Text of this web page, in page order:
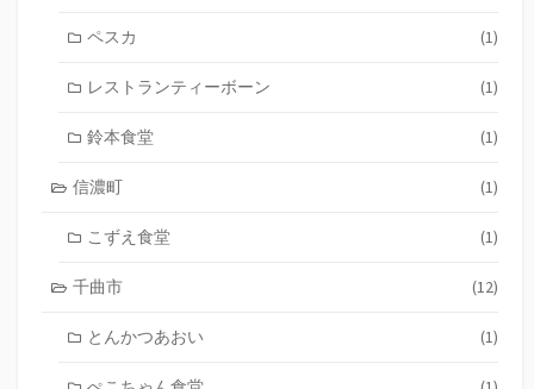
ペスカ (1)
レストランティーボーン (1)
鈴本食堂 (1)
信濃町 (1)
こずえ食堂 (1)
千曲市 (12)
とんかつあおい (1)